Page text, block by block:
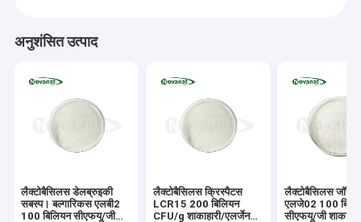
अनुशंसित उत्पाद
लैक्टोबैसिलस डेलब्रुइकी
सबस्प। बल्गारिकस एलबी2
100 बिलियन सीएफयू/जी
लैक्टोबैसिलस क्रिस्पैटस
LCR15 200 बिलियन
CFU/g शाकाहारी/एलर्जेन
लैक्टोबैसिलस
एलजे02 100
सीएफयू/जी